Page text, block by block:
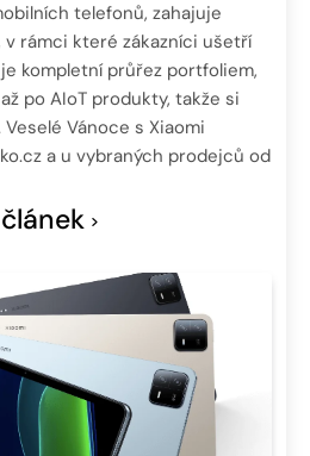
telefonů, zahajuje
v rámci které zákazníci ušetří
kompletní průřez portfoliem,
po AIoT produkty, takže si
Vánoce s Xiaomi
a u vybraných prodejců od